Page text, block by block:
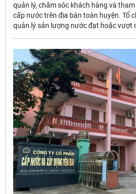
quản lý, chăm sóc khách hàng và
cấp nước trên địa bàn toàn huyện. Tổ
quản lý sản lượng nước đạt hoặc vượt